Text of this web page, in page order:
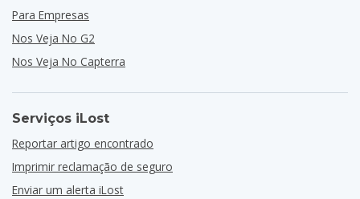
Para Empresas
Nos Veja No G2
Nos Veja No Capterra
Serviços iLost
Reportar artigo encontrado
Imprimir reclamação de seguro
Enviar um alerta iLost